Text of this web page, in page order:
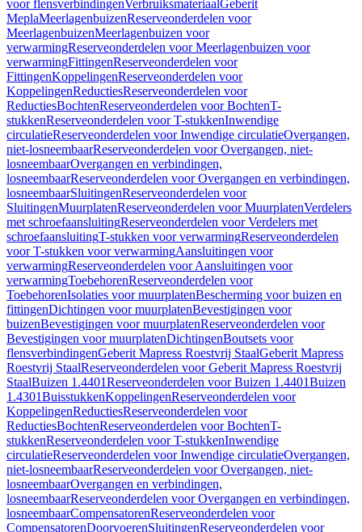
voor flensverbindingenVerbruiksmateriaalGeberit
MeplaMeerlagenbuizenReserveonderdelen voor
MeerlagenbuizenMeerlagenbuizen voor
verwarmingReserveonderdelen voor Meerlagenbuizen voor
verwarmingFittingenReserveonderdelen voor
FittingenKoppelingenReserveonderdelen voor
KoppelingenReductiesReserveonderdelen voor
ReductiesBochtenReserveonderdelen voor BochtenT-
stukkenReserveonderdelen voor T-stukkenInwendige
circulatieReserveonderdelen voor Inwendige circulatieOvergangen,
niet-losneembaarReserveonderdelen voor Overgangen, niet-
losneembaarOvergangen en verbindingen,
losneembaarReserveonderdelen voor Overgangen en verbindingen,
losneembaarSluitingenReserveonderdelen voor
SluitingenMuurplatenReserveonderdelen voor MuurplatenVerdelers
met schroefaansluitingReserveonderdelen voor Verdelers met
schroefaansluitingT-stukken voor verwarmingReserveonderdelen
voor T-stukken voor verwarmingAansluitingen voor
verwarmingReserveonderdelen voor Aansluitingen voor
verwarmingToebehorenReserveonderdelen voor
ToebehorenIsolaties voor muurplatenBescherming voor buizen en
fittingenDichtingen voor muurplatenBevestigingen voor
buizenBevestigingen voor muurplatenReserveonderdelen voor
Bevestigingen voor muurplatenDichtingenBoutsets voor
flensverbindingenGeberit Mapress Roestvrij StaalGeberit Mapress
Roestvrij StaalReserveonderdelen voor Geberit Mapress Roestvrij
StaalBuizen 1.4401Reserveonderdelen voor Buizen 1.4401Buizen
1.4301BuisstukkenKoppelingenReserveonderdelen voor
KoppelingenReductiesReserveonderdelen voor
ReductiesBochtenReserveonderdelen voor BochtenT-
stukkenReserveonderdelen voor T-stukkenInwendige
circulatieReserveonderdelen voor Inwendige circulatieOvergangen,
niet-losneembaarReserveonderdelen voor Overgangen, niet-
losneembaarOvergangen en verbindingen,
losneembaarReserveonderdelen voor Overgangen en verbindingen,
losneembaarCompensatorenReserveonderdelen voor
CompensatorenDoorvoerenSluitingenReserveonderdelen voor